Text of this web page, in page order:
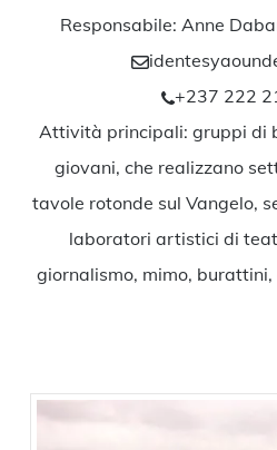
Responsabile: Anne
+237 222
Attività principali: gruppi di
giovani, che realizzano
tavole rotonde sul Vangelo,
laboratori artistici di
giornalismo, mimo,